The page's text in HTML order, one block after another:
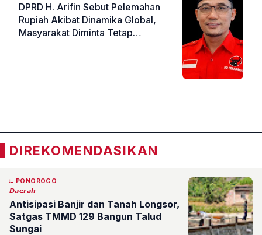
DPRD H. Arifin Sebut Pelemahan
Rupiah Akibat Dinamika Global,
Masyarakat Diminta Tetap
DIREKOMENDASIKAN
PONOROGO
𝘿𝙖𝙚𝙧𝙖𝙝
Antisipasi Banjir dan Tanah Longsor,
Satgas TMMD 129 Bangun Talud
Sungai